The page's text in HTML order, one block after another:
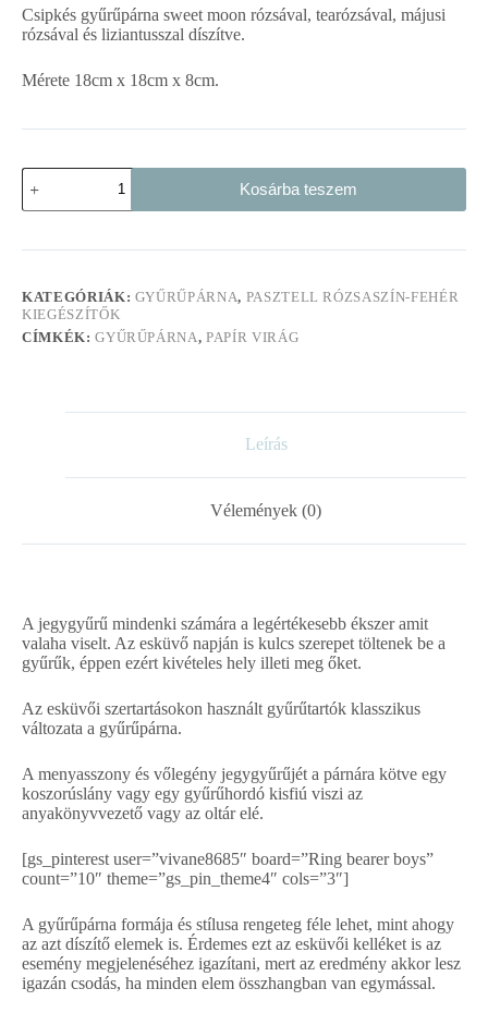
Csipkés gyűrűpárna sweet moon rózsával, tearózsával, májusi
rózsával és liziantusszal díszítve.
Mérete 18cm x 18cm x 8cm.
Gyűrűpárna
pasztell
rózsaszín
mennyiség
Kosárba teszem
KATEGÓRIÁK: GYŰRŰPÁRNA, PASZTELL RÓZSASZÍN-FEHÉR
KIEGÉSZÍTŐK
CÍMKÉK:GYŰRŰPÁRNA,PAPÍR VIRÁG
Leírás
Vélemények (0)
A jegygyűrű mindenki számára a legértékesebb ékszer amit
valaha viselt. Az esküvő napján is kulcs szerepet töltenek be a
gyűrűk, éppen ezért kivételes hely illeti meg őket.
Az esküvői szertartásokon használt gyűrűtartók klasszikus
változata a gyűrűpárna.
A menyasszony és vőlegény jegygyűrűjét a párnára kötve egy
koszorúslány vagy egy gyűrűhordó kisfiú viszi az
anyakönyvvezető vagy az oltár elé.
[gs_pinterest user=”vivane8685″ board=”Ring bearer boys”
count=”10″ theme=”gs_pin_theme4″ cols=”3″]
A gyűrűpárna formája és stílusa rengeteg féle lehet, mint ahogy
az azt díszítő elemek is. Érdemes ezt az esküvői kelléket is az
esemény megjelenéséhez igazítani, mert az eredmény akkor lesz
igazán csodás, ha minden elem összhangban van egymással.